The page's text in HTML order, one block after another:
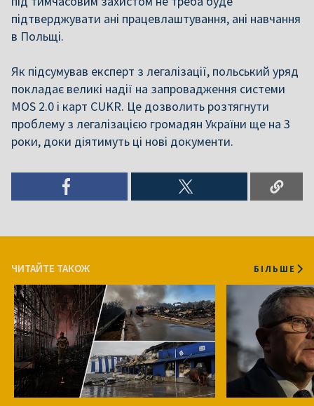
підтверджувати ані працевлаштування, ані навчання
в Польщі.
Як підсумував експерт з легалізації, польський уряд
покладає великі надії на запровадження системи
MOS 2.0 і карт CUKR. Це дозволить розтягнути
проблему з легалізацією громадян України ще на 3
роки, доки діятимуть ці нові документи.
ЧИТАЙТЕ ТАКОЖ БІЛЬШЕ